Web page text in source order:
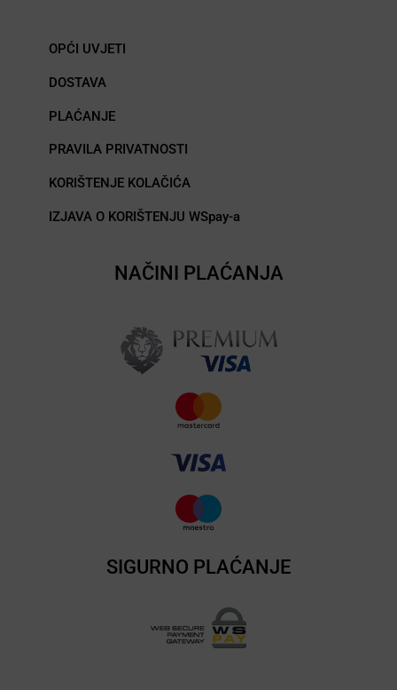
OPĆI UVJETI
DOSTAVA
PLAĆANJE
PRAVILA PRIVATNOSTI
KORIŠTENJE KOLAČIĆA
IZJAVA O KORIŠTENJU WSpay-a
NAČINI PLAĆANJA
SIGURNO PLAĆANJE